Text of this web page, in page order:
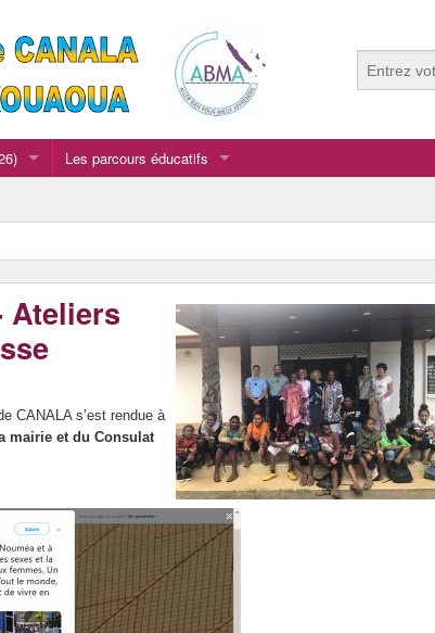
Les parcours éducatifs
Le parcours CIVIQUE (Citoyenneté Active).
Ateliers
CANALA s’est rendue à
mairie et du Consulat